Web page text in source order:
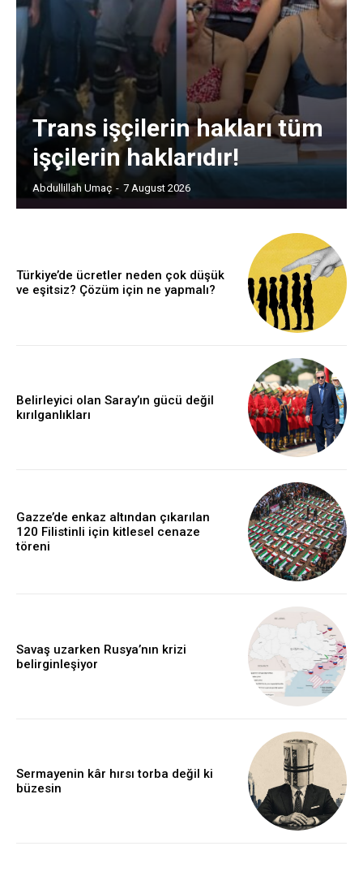
Trans işçilerin hakları tüm
işçilerin haklarıdır!
Abdullillah Umaç - 7 August 2026
Türkiye’de ücretler neden çok düşük
ve eşitsiz? Çözüm için ne yapmalı?
Belirleyici olan Saray’ın gücü değil
kırılganlıkları
Gazze’de enkaz altından çıkarılan
120 Filistinli için kitlesel cenaze
töreni
Savaş uzarken Rusya’nın krizi
belirginleşiyor
Sermayenin kâr hırsı torba değil ki
büzesin